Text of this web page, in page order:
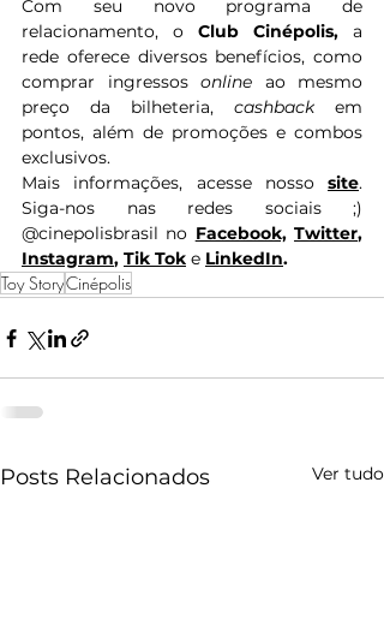
Com seu novo programa de
relacionamento, o Club Cinépolis, a
rede oferece diversos benefícios, como
comprar ingressos online ao mesmo
preço da bilheteria, cashback em
pontos, além de promoções e combos
exclusivos.
Mais informações, acesse nosso site.
Siga-nos nas redes sociais ;)
@cinepolisbrasil no Facebook, Twitter
Instagram, Tik Tok e LinkedIn.
Toy StoryCinépolis
Posts Relacionados Ver tudo